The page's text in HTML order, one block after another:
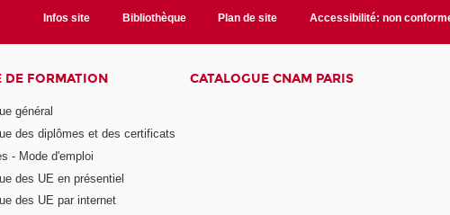
Infos site Bibliothèque Plan de site Accessibilité: non
DE FORMATION
général
des diplômes et des certificats
- Mode d'emploi
des UE en présentiel
des UE par internet
CATALOGUE CNAM PARIS